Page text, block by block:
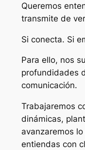
Queremos
transmite de
Si conecta. Si
Para ello, nos
profundidades
comunicación.
Trabajaremos
dinámicas,
avanzaremos
entiendas con